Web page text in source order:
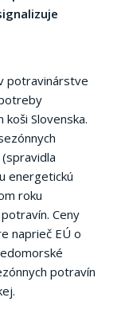
potravinárstve
Slovenska.
energetickú
roku
Ceny
naprieč EÚ o
potravín